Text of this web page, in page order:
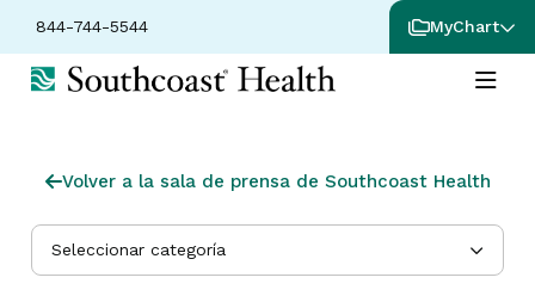
844-744-5544 MyChart
Volver a la sala de prensa de Southcoast Health
Seleccionar categoría